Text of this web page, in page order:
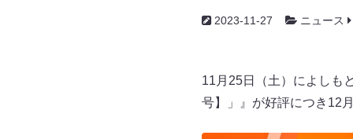
2023-11-27 ニュース
11月25日（土）によしも
号】」』が好評につき12